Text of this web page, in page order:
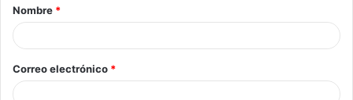
Nombre *
Correo electrónico *